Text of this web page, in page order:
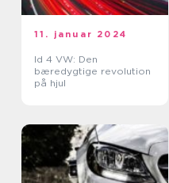
11. januar 2024
Id 4 VW: Den
bæredygtige revolution
på hjul